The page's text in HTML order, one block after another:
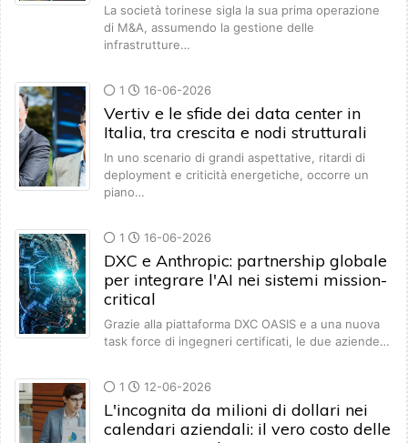
La società torinese sigla la sua prima operazione
di M&A, assumendo la gestione delle
infrastrutture…
1 16-06-2026
Vertiv e le sfide dei data center in
Italia, tra crescita e nodi strutturali
In uno scenario di grandi aspettative, ritardi di
deployment e criticità energetiche, occorre un
piano…
1 16-06-2026
DXC e Anthropic: partnership globale
per integrare l'AI nei sistemi mission-
critical
Grazie alla piattaforma DXC OASIS e a una nuova
task force di ingegneri certificati, le due aziende…
1 12-06-2026
L'incognita da milioni di dollari nei
calendari aziendali: il vero costo delle